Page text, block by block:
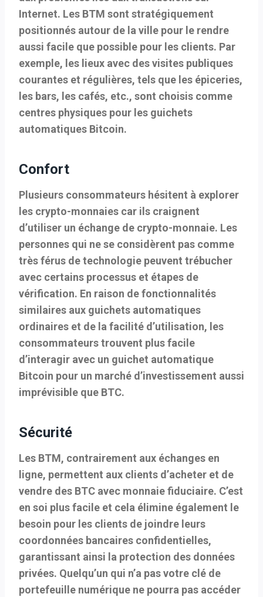
Internet. Les BTM sont stratégiquement
positionnés autour de la ville pour le rendre
aussi facile que possible pour les clients. Par
exemple, les lieux avec des visites publiques
courantes et régulières, tels que les épiceries,
les bars, les cafés, etc., sont choisis comme
centres physiques pour les guichets
automatiques Bitcoin.
Confort
Plusieurs consommateurs hésitent à explorer
les crypto-monnaies car ils craignent
d’utiliser un échange de crypto-monnaie. Les
personnes qui ne se considèrent pas comme
très férus de technologie peuvent trébucher
avec certains processus et étapes de
vérification. En raison de fonctionnalités
similaires aux guichets automatiques
ordinaires et de la facilité d’utilisation, les
consommateurs trouvent plus facile
d’interagir avec un guichet automatique
Bitcoin pour un marché d’investissement aussi
imprévisible que BTC.
Sécurité
Les BTM, contrairement aux échanges en
ligne, permettent aux clients d’acheter et de
vendre des BTC avec monnaie fiduciaire. C’est
en soi plus facile et cela élimine également le
besoin pour les clients de joindre leurs
coordonnées bancaires confidentielles,
garantissant ainsi la protection des données
privées. Quelqu’un qui n’a pas votre clé de
portefeuille numérique ne pourra pas accéder